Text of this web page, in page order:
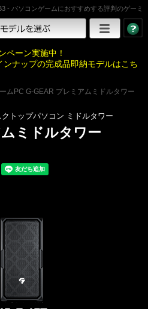
- パソコンゲームにおすすめする評判のゲーミ
ペーン実施中！
ナップの完成品即納モデルはこち
ムPC G-GEAR プレミアムミドルタワー
トップパソコン ミドルタワー
ミドルタワー